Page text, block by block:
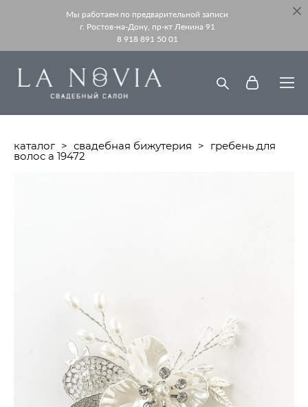
Мы работаем по предварительной записи
г. Ростов-на-Дону, пр-кт Ленина 91
8 918 891 50 01
каталог > свадебная бижутерия >
гребень для
волос a 19472